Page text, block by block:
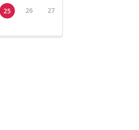
25 26
27